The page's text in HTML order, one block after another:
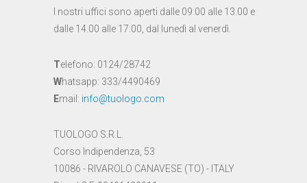
I nostri uffici sono aperti dalle 09:00 alle 13.00 e
dalle 14.00 alle 17:00, dal lunedì al venerdì.
Telefono: 0124/28742
Whatsapp: 333/4490469
Email: info@tuologo.com
TUOLOGO S.R.L.
Corso Indipendenza, 53
10086 - RIVAROLO CANAVESE (TO) - ITALY